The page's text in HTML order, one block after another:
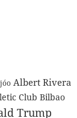
Albert Rivera
Club Bilbao
Trump